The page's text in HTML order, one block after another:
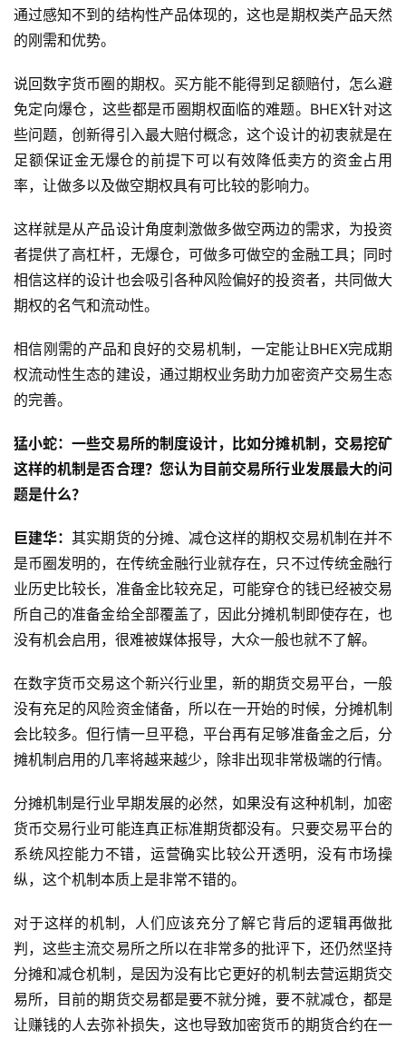
通过感知不到的结构性产品体现的，这也是期权类产品天然
的刚需和优势。
说回数字货币圈的期权。买方能不能得到足额赔付，怎么避
免定向爆仓，这些都是币圈期权面临的难题。BHEX针对这
些问题，创新得引入最大赔付概念，这个设计的初衷就是在
足额保证金无爆仓的前提下可以有效降低卖方的资金占用
率，让做多以及做空期权具有可比较的影响力。
这样就是从产品设计角度刺激做多做空两边的需求，为投资
者提供了高杠杆，无爆仓，可做多可做空的金融工具；同时
相信这样的设计也会吸引各种风险偏好的投资者，共同做大
期权的名气和流动性。
相信刚需的产品和良好的交易机制，一定能让BHEX完成期
权流动性生态的建设，通过期权业务助力加密资产交易生态
的完善。
猛小蛇：一些交易所的制度设计，比如分摊机制，交易挖矿
这样的机制是否合理？您认为目前交易所行业发展最大的问
题是什么？
巨建华：其实期货的分摊、减仓这样的期权交易机制在并不
是币圈发明的，在传统金融行业就存在，只不过传统金融行
业历史比较长，准备金比较充足，可能穿仓的钱已经被交易
所自己的准备金给全部覆盖了，因此分摊机制即使存在，也
没有机会启用，很难被媒体报导，大众一般也就不了解。
在数字货币交易这个新兴行业里，新的期货交易平台，一般
没有充足的风险资金储备，所以在一开始的时候，分摊机制
会比较多。但行情一旦平稳，平台再有足够准备金之后，分
摊机制启用的几率将越来越少，除非出现非常极端的行情。
分摊机制是行业早期发展的必然，如果没有这种机制，加密
货币交易行业可能连真正标准期货都没有。只要交易平台的
系统风控能力不错，运营确实比较公开透明，没有市场操
纵，这个机制本质上是非常不错的。
对于这样的机制，人们应该充分了解它背后的逻辑再做批
判，这些主流交易所之所以在非常多的批评下，还仍然坚持
分摊和减仓机制，是因为没有比它更好的机制去营运期货交
易所，目前的期货交易都是要不就分摊，要不就减仓，都是
让赚钱的人去弥补损失，这也导致加密货币的期货合约在一